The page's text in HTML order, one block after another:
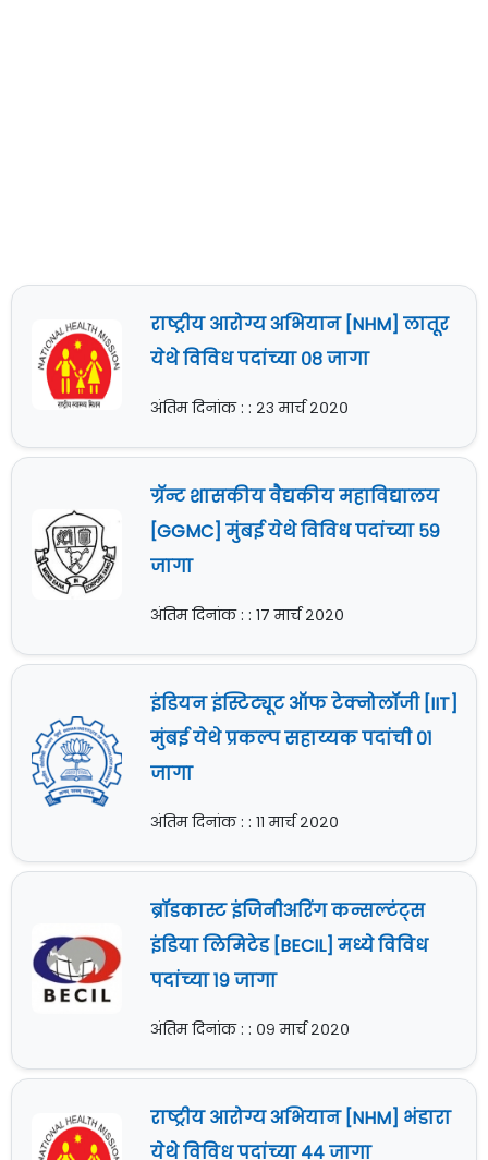
राष्ट्रीय आरोग्य अभियान [NHM] लातूर
येथे विविध पदांच्या ०८ जागा
अंतिम दिनांक : : २३ मार्च २०२०
ग्रॅन्ट शासकीय वैद्यकीय महाविद्यालय
[GGMC] मुंबई येथे विविध पदांच्या ५९
जागा
अंतिम दिनांक : : १७ मार्च २०२०
इंडियन इंस्टिट्यूट ऑफ टेक्नोलॉजी [IIT]
मुंबई येथे प्रकल्प सहाय्यक पदांची ०१
जागा
अंतिम दिनांक : : ११ मार्च २०२०
ब्रॉडकास्ट इंजिनीअरिंग कन्सल्टंट्स
इंडिया लिमिटेड [BECIL] मध्ये विविध
पदांच्या १९ जागा
अंतिम दिनांक : : ०९ मार्च २०२०
राष्ट्रीय आरोग्य अभियान [NHM] भंडारा
येथे विविध पदांच्या ४४ जागा